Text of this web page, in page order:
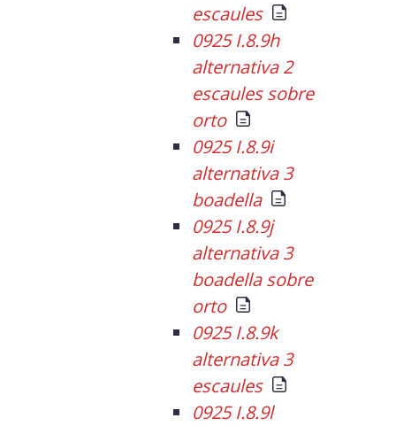
escaules
0925 I.8.9h
alternativa 2
escaules sobre
orto
0925 I.8.9i
alternativa 3
boadella
0925 I.8.9j
alternativa 3
boadella sobre
orto
0925 I.8.9k
alternativa 3
escaules
0925 I.8.9l